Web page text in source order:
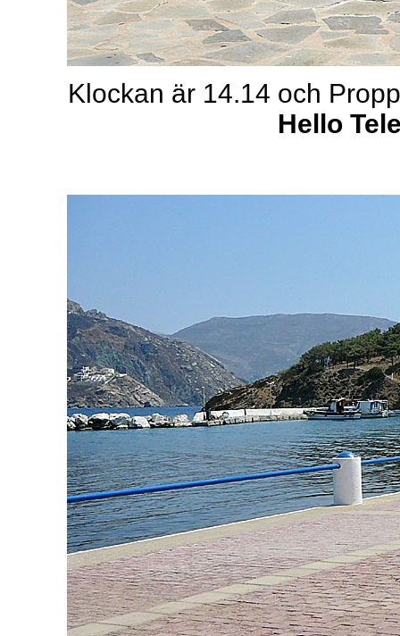
Klockan är 14.14 och
Hello